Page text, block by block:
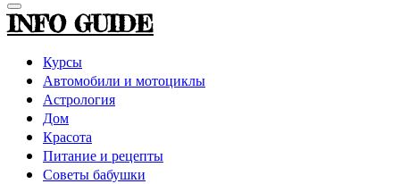
INFO GUIDE
Курсы
Автомобили и мотоциклы
Астрология
Дом
Красота
Питание и рецепты
Советы бабушки